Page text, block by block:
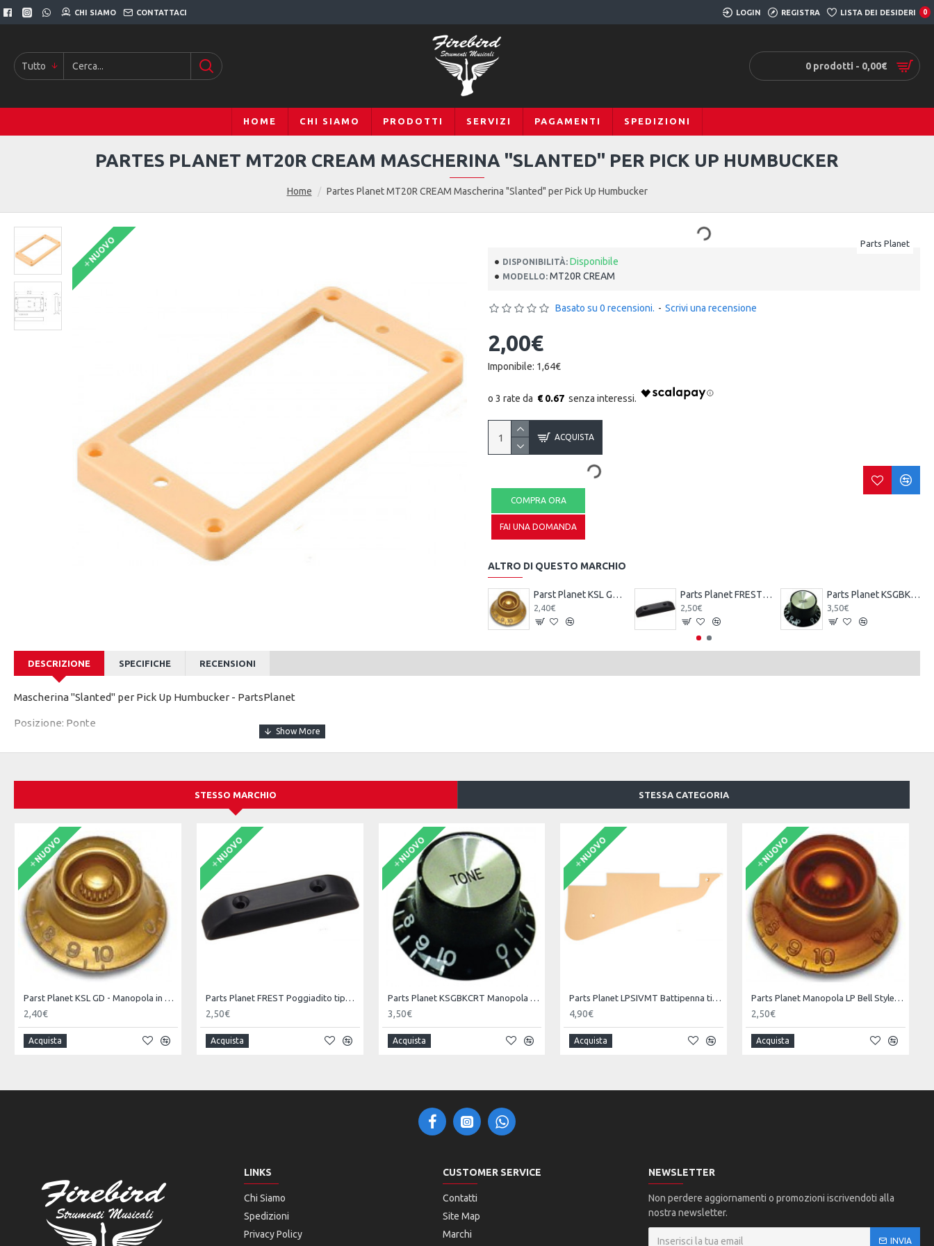
CHI SIAMO CONTATTACI LOGIN REGISTRA LISTA DEI DESIDERI 0
Tutto 0 prodotti - 0,00€
HOME CHI SIAMO PRODOTTI SERVIZI PAGAMENTI SPEDIZIONI
Home Partes Planet MT20R CREAM Mascherina "Slanted" per Pick Up Humbucker
PARTES PLANET MT20R CREAM MASCHERINA "SLANTED" PER PICK UP HUMBUCKER
NUOVO DISPONIBILITÀ: Disponibile
MODELLO: MT20R CREAM
Parts Planet
Basato su 0 recensioni. - Scrivi una recensione
2,00€
Imponibile: 1,64€
€ 0.67
ACQUISTA
COMPRA ORA
FAI UNA DOMANDA
ALTRO DI QUESTO MARCHIO
Parst Planet KSL GD - Manopola in plastica per chitarra tipo Les Paul - Dorata
2,40€
Parts Planet FREST Poggiadito tipo Precision/Jazz Bass - Nero -
2,50€
Parts Planet KSGBKCRT Manopola Tono tipo SG - Nera top Cromato -
3,50€
DESCRIZIONE SPECIFICHE RECENSIONI
Mascherina "Slanted" per Pick Up Humbucker - PartsPlanet
Posizione: Ponte
Tipo: "Slanted"
Fondo: Piatto
Materiale: Plastica
STESSO MARCHIO STESSA CATEGORIA
NUOVO
Parst Planet KSL GD - Manopola in plastica per chitarra tipo Les Paul - Dorata
2,40€
Acquista
NUOVO
Parts Planet FREST Poggiadito tipo Precision/Jazz Bass - Nero -
2,50€
Acquista
NUOVO
Parts Planet KSGBKCRT Manopola Tono tipo SG - Nera top Cromato -
3,50€
Acquista
NUOVO
Parts Planet LPSIVMT Battipenna tipo LP STD 1 strato - Crema -
4,90€
Acquista
NUOVO
Parts Planet Manopola LP Bell Style - Ambra -
2,50€
Acquista
LINKS
Chi Siamo
Spedizioni
Privacy Policy
CUSTOMER SERVICE
Contatti
Site Map
Marchi
NEWSLETTER
Non perdere aggiornamenti o promozioni iscrivendoti alla
nostra newsletter.
INVIA